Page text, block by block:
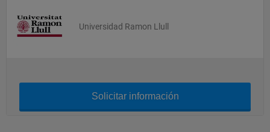
Universidad Ramon Llull
Solicitar información